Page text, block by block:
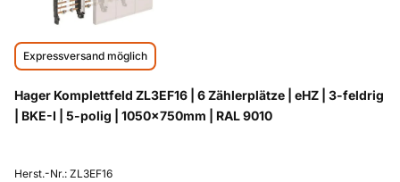
Expressversand möglich
Hager Komplettfeld ZL3EF16 | 6 Zählerplätze | eHZ | 3-feldrig
| BKE-I | 5-polig | 1050x750mm | RAL 9010
Herst.-Nr.: ZL3EF16